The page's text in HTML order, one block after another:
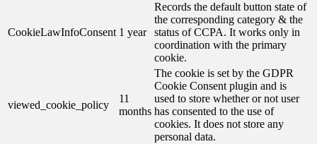
CookieLawInfoConsent 1 year
Records the default button state of
the corresponding category & the
status of CCPA. It works only in
coordination with the primary
cookie.
viewed_cookie_policy
11
months
The cookie is set by the GDPR
Cookie Consent plugin and is
used to store whether or not user
has consented to the use of
cookies. It does not store any
personal data.